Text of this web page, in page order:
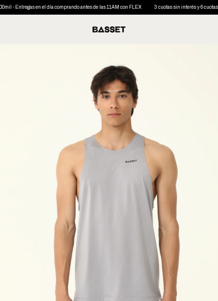
- Entregas en el día comprando antes de las 11AM con FLEX 3 cuotas sin interés y 6 cuotas